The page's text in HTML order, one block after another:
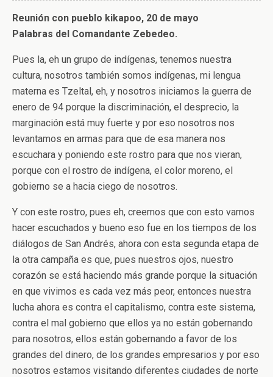
Reunión con pueblo kikapoo, 20 de mayo
Palabras del Comandante Zebedeo.
Pues la, eh un grupo de indígenas, tenemos nuestra
cultura, nosotros también somos indígenas, mi lengua
materna es Tzeltal, eh, y nosotros iniciamos la guerra de
enero de 94 porque la discriminación, el desprecio, la
marginación está muy fuerte y por eso nosotros nos
levantamos en armas para que de esa manera nos
escuchara y poniendo este rostro para que nos vieran,
porque con el rostro de indígena, el color moreno, el
gobierno se a hacia ciego de nosotros.
Y con este rostro, pues eh, creemos que con esto vamos
hacer escuchados y bueno eso fue en los tiempos de los
diálogos de San Andrés, ahora con esta segunda etapa de
la otra campaña es que, pues nuestros ojos, nuestro
corazón se está haciendo más grande porque la situación
en que vivimos es cada vez más peor, entonces nuestra
lucha ahora es contra el capitalismo, contra este sistema,
contra el mal gobierno que ellos ya no están gobernando
para nosotros, ellos están gobernando a favor de los
grandes del dinero, de los grandes empresarios y por eso
nosotros estamos visitando diferentes ciudades de norte